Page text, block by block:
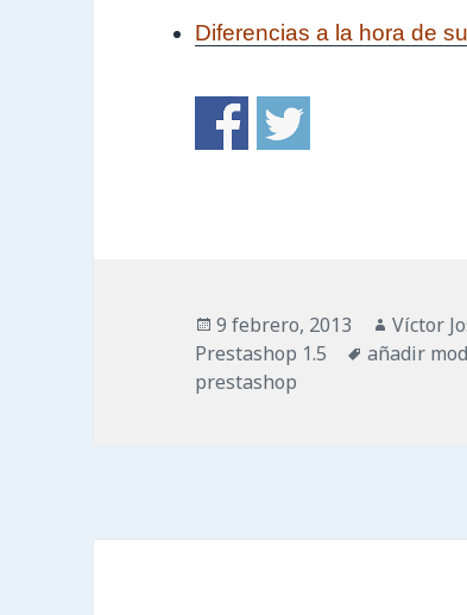
Diferencias a la hora de
Publicado
el
9 febrero, 2013 Autor
Víctor
Prestashop 1.5
Etiquetas
añadir
prestashop